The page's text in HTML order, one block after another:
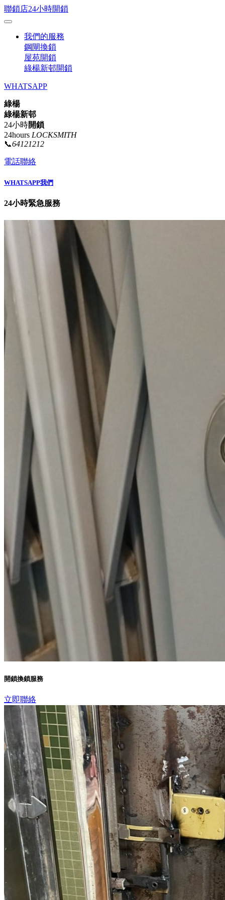
聯鎖店24小時開鎖
我們的服務
鋼閘換鎖
屋苑開鎖
綠楊新邨開鎖
WHATSAPP
綠楊
綠楊新邨
24小時開鎖
24hours LOCKSMITH
📞64121212
電話聯絡
WHATSAPP我們
24小時緊急服務
開鎖換鎖服務
立即聯絡